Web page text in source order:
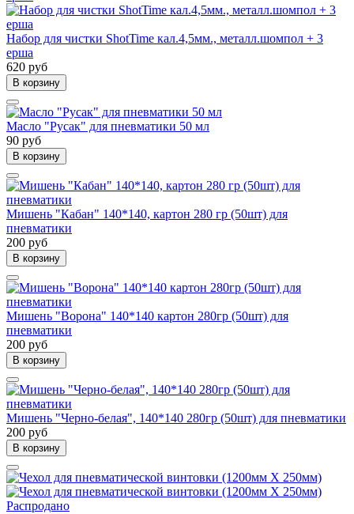
Набор для чистки ShotTime кал.4,5мм., металл.шомпол + 3
ерша
620 руб
В корзину
Масло "Русак" для пневматики 50 мл
90 руб
В корзину
Мишень "Кабан" 140*140, картон 280 гр (50шт) для
пневматики
200 руб
В корзину
Мишень "Ворона" 140*140 картон 280гр (50шт) для
пневматики
200 руб
В корзину
Мишень "Черно-белая", 140*140 280гр (50шт) для пневматики
200 руб
В корзину
Распродано